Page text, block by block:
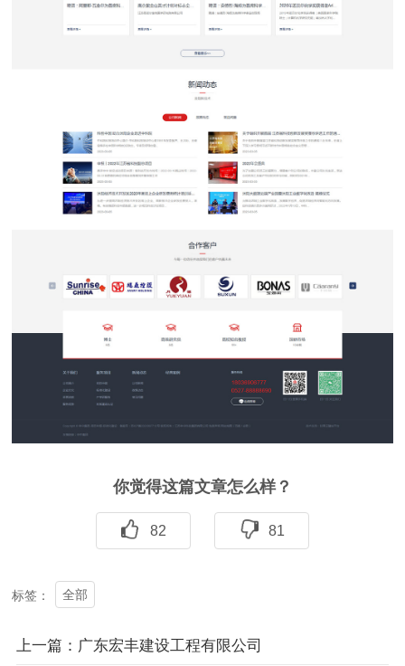
你觉得这篇文章怎么样？
82 81
标签： 全部
上一篇：广东宏丰建设工程有限公司